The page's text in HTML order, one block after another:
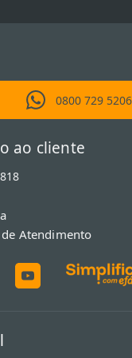
escolher o tamanho
em metros por 21
visual durante o
0800 729 5206
ao cliente
Atendimento